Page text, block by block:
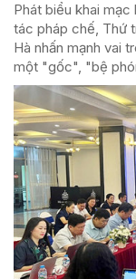
Phát biểu khai
tác pháp chế, Thứ
Hà nhấn mạnh vai
một "gốc", "bệ